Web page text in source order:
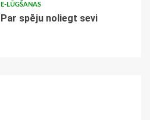
E-LŪGŠANAS
Par spēju noliegt sevi